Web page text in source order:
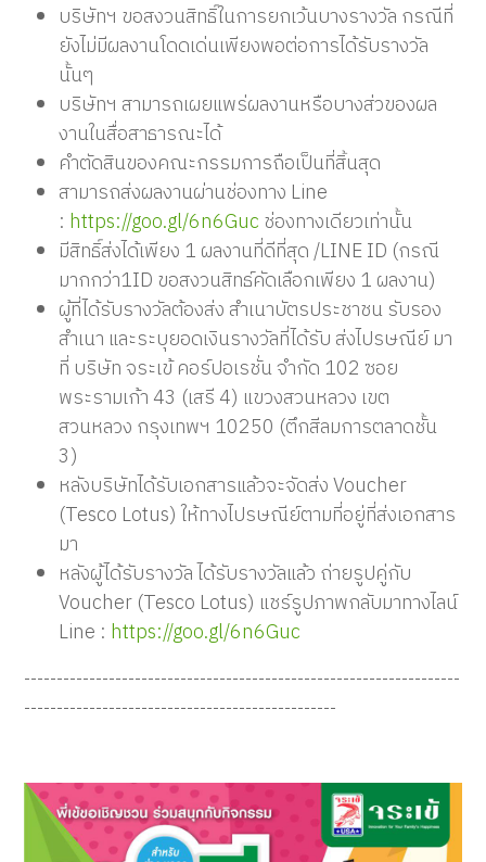
บริษัทฯ ขอสงวนสิทธิ์ในการยกเว้นบางรางวัล กรณีที่
ยังไม่มีผลงานโดดเด่นเพียงพอต่อการได้รับรางวัล
นั้นๆ
บริษัทฯ สามารถเผยแพร่ผลงานหรือบางส่วของผล
งานในสื่อสาธารณะได้
คำตัดสินของคณะกรรมการถือเป็นที่สิ้นสุด
สามารถส่งผลงานผ่านช่องทาง Line
: https://goo.gl/6n6Guc ช่องทางเดียวเท่านั้น
มีสิทธิ์ส่งได้เพียง 1 ผลงานที่ดีที่สุด /LINE ID (กรณี
มากกว่า1ID ขอสงวนสิทธ์คัดเลือกเพียง 1 ผลงาน)
ผู้ที่ได้รับรางวัลต้องส่ง สำเนาบัตรประชาชน รับรอง
สำเนา และระบุยอดเงินรางวัลที่ได้รับ ส่งไปรษณีย์ มา
ที่ บริษัท จระเข้ คอร์ปอเรชั่น จำกัด 102 ซอย
พระรามเก้า 43 (เสรี 4) แขวงสวนหลวง เขต
สวนหลวง กรุงเทพฯ 10250 (ตึกสีลมการตลาดชั้น
3)
หลังบริษัทได้รับเอกสารแล้วจะจัดส่ง Voucher
(Tesco Lotus) ให้ทางไปรษณีย์ตามที่อยู่ที่ส่งเอกสาร
มา
หลังผู้ได้รับรางวัล ได้รับรางวัลแล้ว ถ่ายรูปคู่กับ
Voucher (Tesco Lotus) แชร์รูปภาพกลับมาทางไลน์
Line : https://goo.gl/6n6Guc
-------------------------------------------------------------------
------------------------------------------------